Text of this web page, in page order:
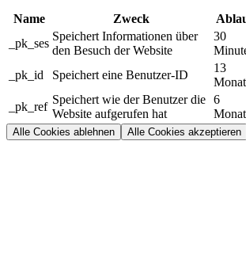
Name Zweck
_pk_ses
Speichert Informationen über
den Besuch der Website
30
_pk_id Speichert eine Benutzer-ID
13
_pk_ref
Speichert wie der Benutzer die
Website aufgerufen hat
6
Alle Cookies ablehnen Alle Cookies akzeptieren